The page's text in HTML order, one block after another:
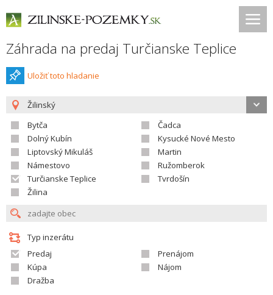
Záhrada na predaj Turčianske Teplice
Uložiť toto hladanie
Žilinský
Bytča
Čadca
Dolný Kubín
Kysucké Nové Mesto
Liptovský Mikuláš
Martin
Námestovo
Ružomberok
Turčianske Teplice
Tvrdošín
Žilina
Typ inzerátu
Predaj
Prenájom
Kúpa
Nájom
Dražba